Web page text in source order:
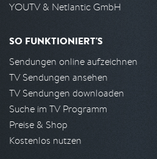
YOUTV & Netlantic GmbH
SO FUNKTIONIERT'S
Sendungen online aufzeichnen
TV Sendungen ansehen
TV Sendungen downloaden
Suche im TV Programm
Preise & Shop
Kostenlos nutzen